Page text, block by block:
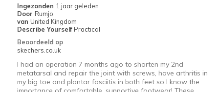
Ingezonden 1 jaar geleden
Door Rumjo
van United Kingdom
Describe Yourself Practical
Beoordeeld op
skechers.co.uk
I had an operation 7 months ago to shorten my 2nd
metatarsal and repair the joint with screws, have arthritis in
my big toe and plantar fasciitis in both feet so I know the